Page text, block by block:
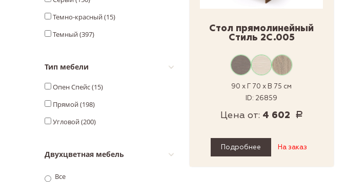
Темно-красный (15)
Темный (397)
Тип мебели
Опен Спейс (15)
Прямой (198)
Угловой (200)
Двухцветная мебель
Все
Стол прямолинейный
Стиль 2С.005
90 x Г 70 x В 75 см
ID: 26859
Цена от: 4 602 Р
Подробнее На заказ